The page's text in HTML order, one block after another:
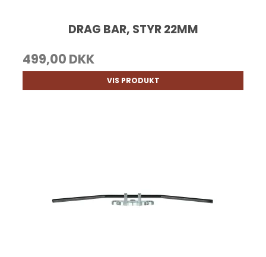
DRAG BAR, STYR 22MM
499,00 DKK
VIS PRODUKT